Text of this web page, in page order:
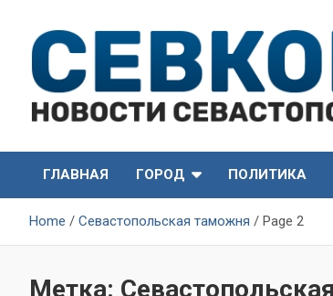
content
СевКор —
Севастополя
Севастополя
ГЛАВНАЯ
ГОРОД ПОЛИТИКА
Home Севастопольская таможня Page 2
Метка: